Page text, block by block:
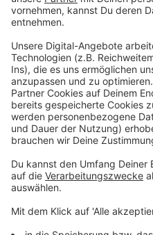
Hier könnt ihr euch das
anhören.
Anzeige
Anzeige
Michael Schultes
Anzeige